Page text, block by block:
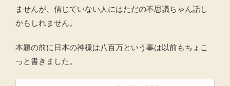
ませんが、信じていない人にはただの不思議ちゃん話し
かもしれません。
本題の前に日本の神様は八百万という事は以前もちょこ
っと書きました。